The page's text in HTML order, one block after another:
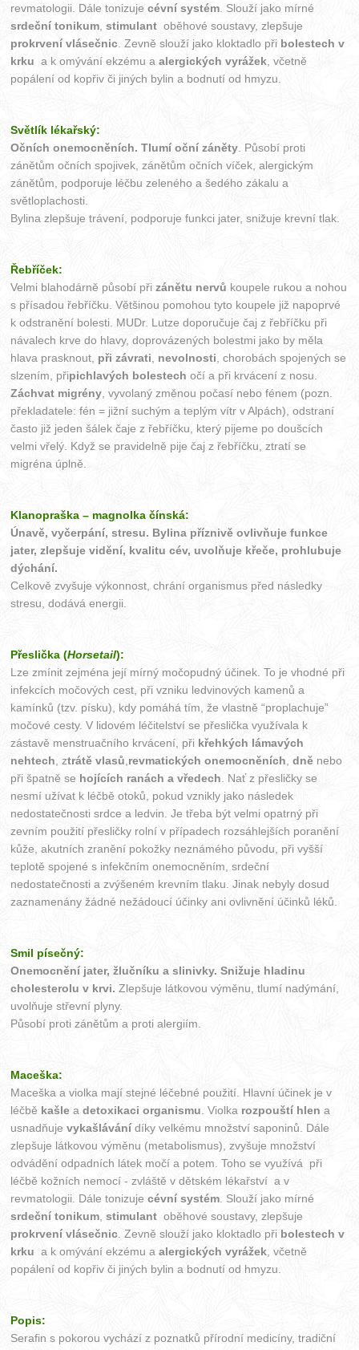
revmatologii. Dále tonizujecévní systém . Slouží jako mírné
srdeční tonikum ,stimulant oběhové soustavy, zlepšuje
prokrvení vlásečnic . Zevně slouží jako kloktadlo při bolestech v
krku a k omývání ekzému aalergických vyrážek , včetně
popálení od kopřiv či jiných bylin a bodnutí od hmyzu.
Světlík lékařský:
Očních onemocněních. Tlumí oční záněty . Působí proti
zánětům očních spojivek, zánětům očních víček, alergickým
zánětům, podporuje léčbu zeleného a šedého zákalu a
světloplachosti.
Bylina zlepšuje trávení, podporuje funkci jater, snižuje krevní tlak.
Řebříček:
Velmi blahodárně působí přizánětu nervů koupele rukou a nohou
s přísadou řebříčku. Většinou pomohou tyto koupele již napoprvé
k odstranění bolesti. MUDr. Lutze doporučuje čaj z řebříčku při
návalech krve do hlavy, doprovázených bolestmi jako by měla
hlava prasknout, při závrati nevolnosti , chorobách spojených se
slzením, připichlavých bolestech očí a při krvácení z nosu.
Záchvat migrény , vyvolaný změnou počasí nebo fénem (pozn.
překladatele: fén = jižní suchým a teplým vítr v Alpách), odstraní
často již jeden šálek čaje z řebříčku, který pijeme po doušcích
velmi vřelý. Když se pravidelně pije čaj z řebříčku, ztratí se
migréna úplně.
Klanopraška – magnolka čínská:
Únavě, vyčerpání, stresu. Bylina příznivě ovlivňuje funkce
jater, zlepšuje vidění, kvalitu cév, uvolňuje křeče, prohlubuje
dýchání.
Celkově zvyšuje výkonnost, chrání organismus před následky
stresu, dodává energii.
Přeslička (Horsetail):
Lze zmínit zejména její mírný močopudný účinek. To je vhodné při
infekcích močových cest, při vzniku ledvinových kamenů a
kamínků (tzv. písku), kdy pomáhá tím, že vlastně “proplachuje”
močové cesty. V lidovém léčitelství se přeslička využívala k
zástavě menstruačního krvácení, při křehkých lámavých
nehtech , ztrátě vlasů revmatických onemocněních ,dně nebo
při špatně se hojících ranách a vředech . Nať z přesličky se
nesmí užívat k léčbě otoků, pokud vznikly jako následek
nedostatečnosti srdce a ledvin. Je třeba být velmi opatrný při
zevním použití přesličky rolní v případech rozsáhlejších poranění
kůže, akutních zranění pokožky neznámého původu, při vyšší
teplotě spojené s infekčním onemocněním, srdeční
nedostatečnosti a zvýšeném krevním tlaku. Jinak nebyly dosud
zaznamenány žádné nežádoucí účinky ani ovlivnění účinků léků.
Smil písečný:
Onemocnění jater, žlučníku a slinivky. Snižuje hladinu
cholesterolu v krvi. Zlepšuje látkovou výměnu, tlumí nadýmání,
uvolňuje střevní plyny.
Působí proti zánětům a proti alergiím.
Maceška:
Maceška a violka mají stejné léčebné použití. Hlavní účinek je v
léčbě kašle adetoxikaci organismu . Violka rozpouští hlen a
usnadňujevykašlávání díky velkému množství saponinů. Dále
zlepšuje látkovou výměnu (metabolismus), zvyšuje množství
odvádění odpadních látek močí a potem. Toho se využívá při
léčbě kožních nemocí - zvláště v dětském lékařství a v
revmatologii. Dále tonizujecévní systém . Slouží jako mírné
srdeční tonikum ,stimulant oběhové soustavy, zlepšuje
prokrvení vlásečnic . Zevně slouží jako kloktadlo při bolestech v
krku a k omývání ekzému aalergických vyrážek , včetně
popálení od kopřiv či jiných bylin a bodnutí od hmyzu.
Popis:
Serafin s pokorou vychází z poznatků přírodní medicíny, tradiční